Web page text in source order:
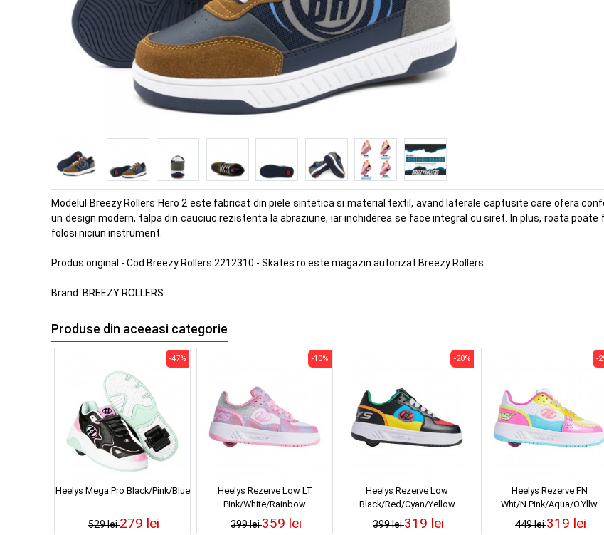
Modelul Breezy Rollers Hero 2 este fabricat din piele sintetica si material textil, avand laterale captusite care ofera
un design modern, talpa din cauciuc rezistenta la abraziune, iar inchiderea se face integral cu siret. In plus, roata
folosi niciun instrument.
Produs original - Cod Breezy Rollers 2212310 - Skates.ro este magazin autorizat Breezy Rollers
Brand: BREEZY ROLLERS
Produse din aceeasi categorie
Heelys Mega Pro Black/Pink/Blue
529 lei
-47%
279 lei
Heelys Rezerve Low LT
Pink/White/Rainbow
399 lei
-10%
359 lei
Heelys Rezerve Low
Black/Red/Cyan/Yellow
399 lei
-20%
319 lei
Heelys Rezerve FN
Wht/N.Pink/Aqua/O.Yllw
449 lei
-
319 lei